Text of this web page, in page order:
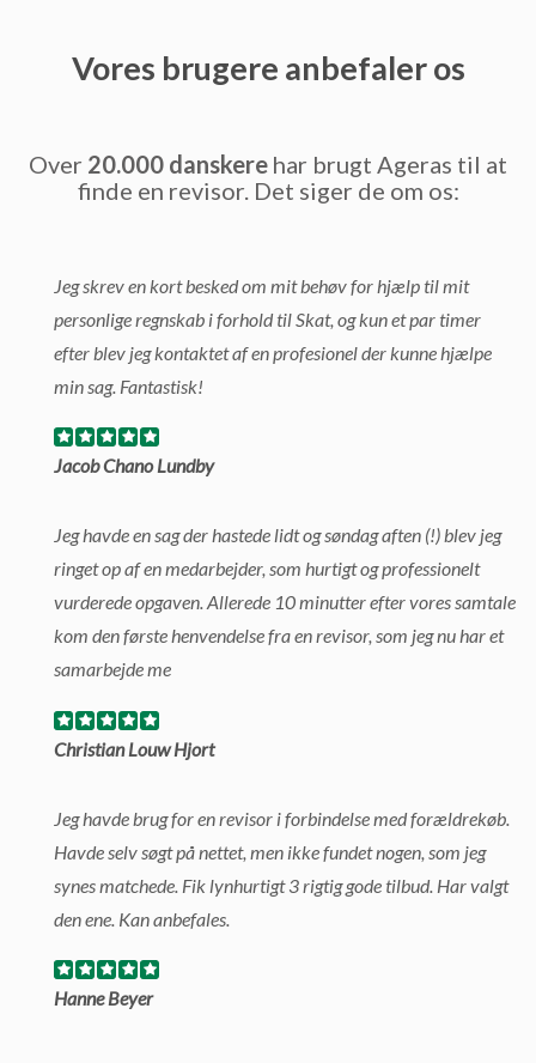
Vores brugere anbefaler os
Over 20.000 danskere har brugt Ageras til at
finde en revisor. Det siger de om os:
Jeg skrev en kort besked om mit behøv for hjælp til mit
personlige regnskab i forhold til Skat, og kun et par timer
efter blev jeg kontaktet af en profesionel der kunne hjælpe
min sag. Fantastisk!
Jacob Chano Lundby
Jeg havde en sag der hastede lidt og søndag aften (!) blev jeg
ringet op af en medarbejder, som hurtigt og professionelt
vurderede opgaven. Allerede 10 minutter efter vores samtale
kom den første henvendelse fra en revisor, som jeg nu har et
samarbejde me
Christian Louw Hjort
Jeg havde brug for en revisor i forbindelse med forældrekøb.
Havde selv søgt på nettet, men ikke fundet nogen, som jeg
synes matchede. Fik lynhurtigt 3 rigtig gode tilbud. Har valgt
den ene. Kan anbefales.
Hanne Beyer